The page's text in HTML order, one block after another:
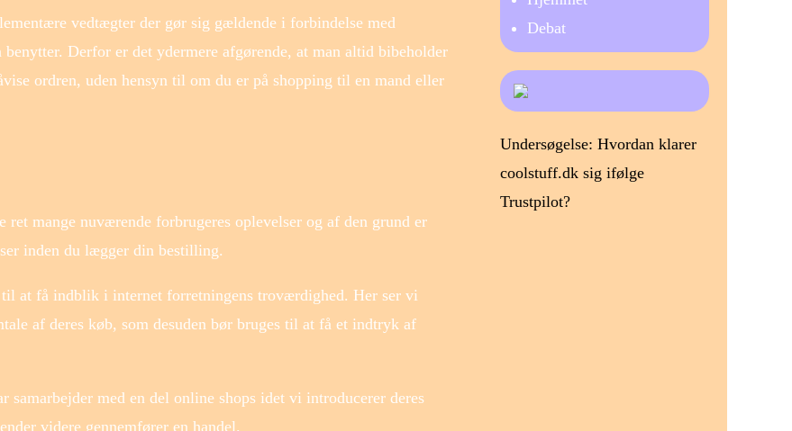
vedtægter der gør sig gældende i forbindelse med
Derfor er det ydermere afgørende, at man altid bibeholder
ordren, uden hensyn til om du er på shopping til en mand eller
mange nuværende forbrugeres oplevelser og af den grund er
inden du lægger din bestilling.
at få indblik i internet forretningens troværdighed. Her ser vi
af deres køb, som desuden bør bruges til at få et indtryk af
samarbejder med en del online shops idet vi introducerer deres
videre gennemfører en handel.
Debat
Undersøgelse: Hvordan klarer
coolstuff.dk sig ifølge
Trustpilot?